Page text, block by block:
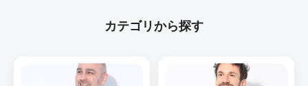
カテゴリから探す